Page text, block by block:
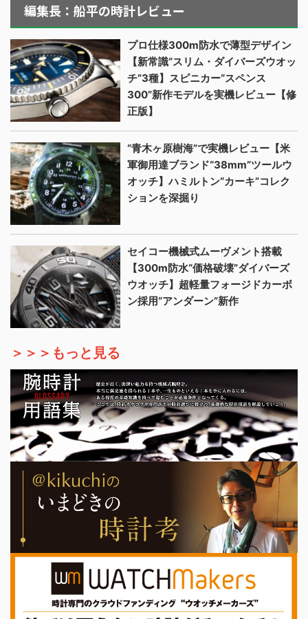
編集長：船平の時計レビュー
プロ仕様300m防水で薄型デザイン
【新常識“スリム・ダイバーズウオッ
チ”3種】スピニカー“スペンス
300”新作モデルを実機レビュー【修
正版】
“青木ヶ原樹海”で実機レビュー【米
軍御用達ブランド“38mm”ツールウ
オッチ】ハミルトン“カーキ”コレク
ションを深掘り
セイコー機械式ムーヴメント搭載
【300m防水“価格破壊”ダイバーズ
ウオッチ】超軽量フォージドカーボ
ン採用“アンダーン”新作
＞＞＞もっと見る